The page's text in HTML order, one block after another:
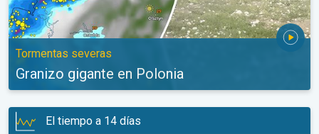
Tormentas severas
Granizo gigante en Polonia
El tiempo a 14 días